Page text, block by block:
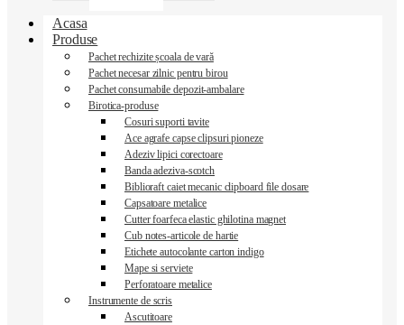
Acasa
Produse
Pachet rechizite școala de vară
Pachet necesar zilnic pentru birou
Pachet consumabile depozit-ambalare
Birotica-produse
Cosuri suporti tavite
Ace agrafe capse clipsuri pioneze
Adeziv lipici corectoare
Banda adeziva-scotch
Biblioraft caiet mecanic clipboard file dosare
Capsatoare metalice
Cutter foarfeca elastic ghilotina magnet
Cub notes-articole de hartie
Etichete autocolante carton indigo
Mape si serviete
Perforatoare metalice
Instrumente de scris
Ascutitoare